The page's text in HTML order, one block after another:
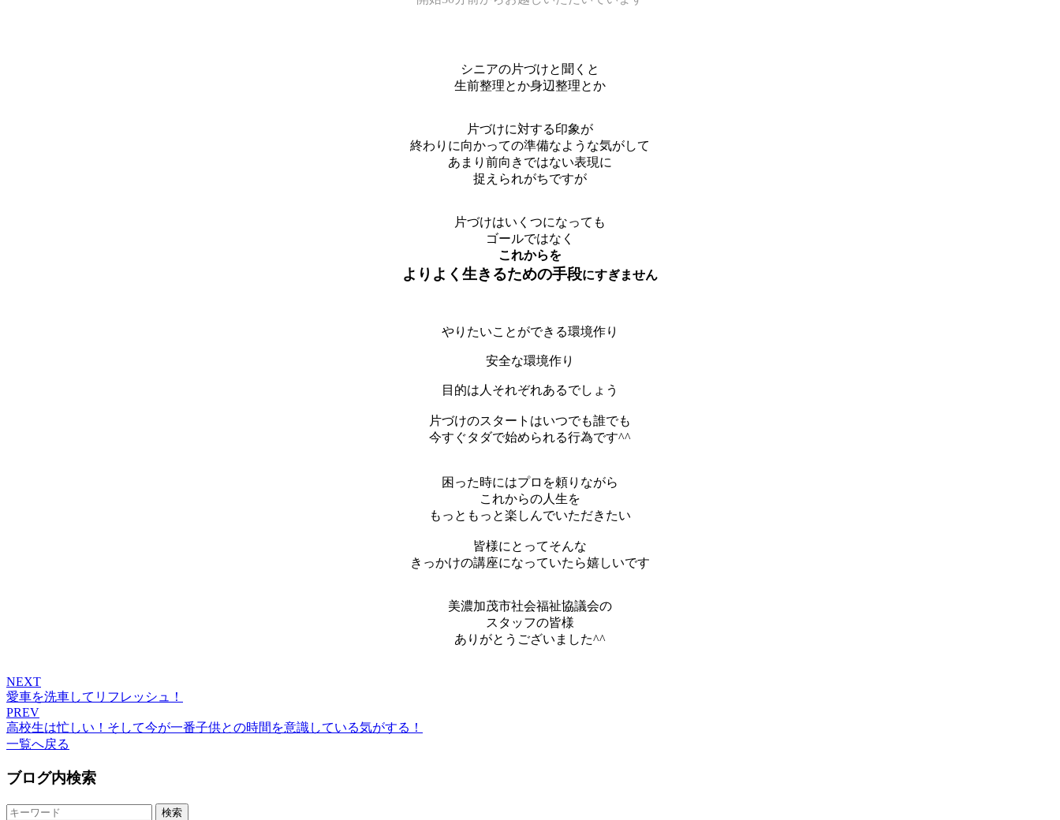
シニアの片づけと聞くと
生前整理とか身辺整理とか
片づけに対する印象が
終わりに向かっての準備なような気がして
あまり前向きではない表現に
捉えられがちですが
片づけはいくつになっても
ゴールではなく
これからを
よりよく生きるための手段にすぎません
やりたいことができる環境作り
安全な環境作り
目的は人それぞれあるでしょう
片づけのスタートはいつでも誰でも
今すぐタダで始められる行為です^^
困った時にはプロを頼りながら
これからの人生を
もっともっと楽しんでいただきたい
皆様にとってそんな
きっかけの講座になっていたら嬉しいです
美濃加茂市社会福祉協議会の
スタッフの皆様
ありがとうございました^^
NEXT
愛車を洗車してリフレッシュ！
PREV
高校生は忙しい！そして今が一番子供との時間を意識している気がする！
一覧へ戻る
ブログ内検索
検索